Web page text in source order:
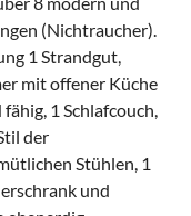
(Nichtraucher).
1 Strandgut,
mit offener Küche
1 Schlafcouch,
der
Stühlen, 1
und